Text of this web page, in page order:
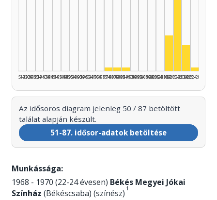
1925–1929
1930–1934
1935–1939
1940–1944
1945–1949
1950–1954
1955–1959
1960–1964
1965–1969
1970–1974Színész, 1975–1979: 1
1975–1979Színész, 1980–1984: 1
1980–1984Színész, 1985–1989: 1
1985–1989
1990–1994
1995–1999
2000–2004
2005–2009
2010–2014
2015–2019
2020–2024
2025–2026
Az idősoros diagram jelenleg 50 / 87 betöltött
találat alapján készült.
51-87. idősor-adatok betöltése
Munkássága:
1968 - 1970 (22-24 évesen) Békés Megyei Jókai
Színház (Békéscsaba) (színész) 1